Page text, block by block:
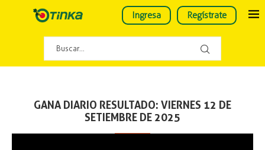
Ingresa Regístrate
GANA DIARIO RESULTADO: VIERNES 12 DE
SETIEMBRE DE 2025